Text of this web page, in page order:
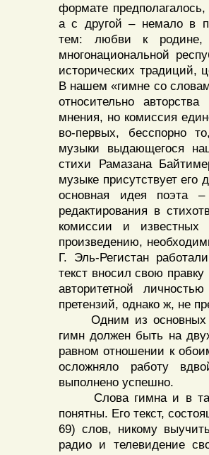
формате
а с другой – немало в
тем: любви к родине,
многонациональной
исторических традиций,
В нашем «гимне со
относительно
мнения, но комиссия
во-первых, бесспорно
музыки выдающегося
стихи Рамазана
музыке присутствует его
основная идея поэта
редактирования в
комиссии и известных
произведению,
Г. Эль-Регистан
текст вносил свою
авторитетной
претензий, однако ж, не
Одним из основных
гимн должен быть на
равном отношении к
осложняло работу
выполнено успешно.
Слова гимна и в
понятны. Его текст,
69) слов, никому
радио и телевидение